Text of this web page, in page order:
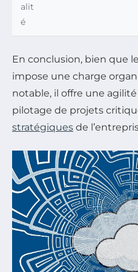
alit
é
En conclusion, bien que
impose une charge
notable, il offre une
pilotage de projets
stratégiques de